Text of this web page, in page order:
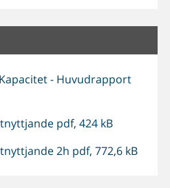
- Huvudrapport
pdf, 424 kB
2h pdf, 772,6 kB